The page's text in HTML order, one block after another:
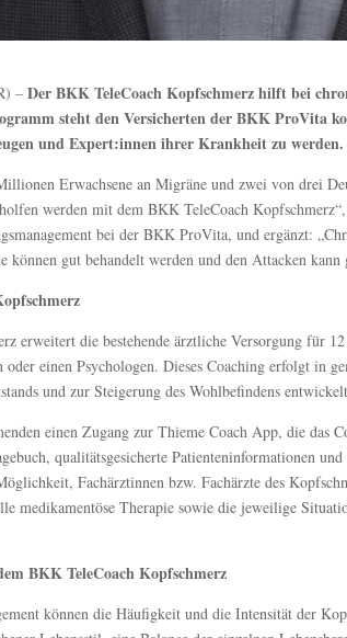
–Der BKK TeleCoach Kopfschmerz hilft bei
steht den Versicherten der BKK ProVita
und Expert:innen ihrer Krankheit zu werden.
Erwachsene an Migräne und zwei von drei
werden mit dem BKK TeleCoach
bei der BKK ProVita, und ergänzt:
können gut behandelt werden und den Attacken
erweitert die bestehende ärztliche Versorgung für
einen Psychologen. Dieses Coaching erfolgt in
und zur Steigerung des Wohlbefindens
einen Zugang zur Thieme Coach App, die das
qualitätsgesicherte Patienteninformationen
Fachärztinnen bzw. Fachärzte des
medikamentöse Therapie sowie die jeweilige
BKK TeleCoach Kopfschmerz
können die Häufigkeit und die Intensität der